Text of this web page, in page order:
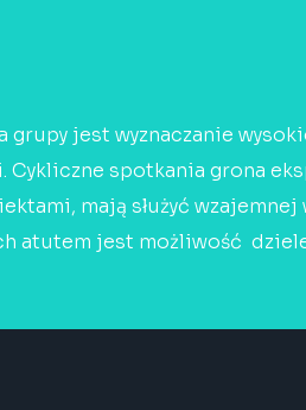
grupy jest wyznaczanie
Cykliczne spotkania grona
mają służyć
atutem jest możliwość